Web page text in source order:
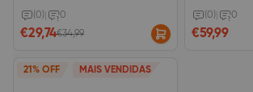
(0) 0
€29,74€34,99
(0) 0
€59,99
21% OFF MAIS VENDIDAS